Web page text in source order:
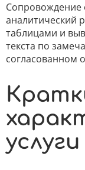
Сопровождение
аналитический
таблицами и
текста по
согласованном
услуги